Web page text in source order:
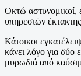
Οκτώ αστυνομικοί,
υπηρεσιών
Κάτοικοι
κάνει λόγο για δύο
μυρωδιά από